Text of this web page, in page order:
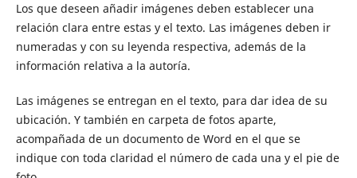
Los que deseen añadir imágenes deben establecer una
relación clara entre estas y el texto. Las imágenes deben ir
numeradas y con su leyenda respectiva, además de la
información relativa a la autoría.
Las imágenes se entregan en el texto, para dar idea de su
ubicación. Y también en carpeta de fotos aparte,
acompañada de un documento de Word en el que se
indique con toda claridad el número de cada una y el pie de